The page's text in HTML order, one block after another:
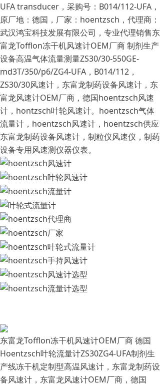
UFA transducer，采购号：B014/112-UFA，
原厂地：德国，厂家：hoentzsch，代理商：
武汉鸿宝科技发展有限公司，专业代理销售东
富龙Tofflon冻干机风速计OEM厂商 制剂生产
设备高温气体流量测量ZS30/30-550GE-
md3T/350/p6/ZG4-UFA，B014/112，
ZS30/30风速计，东富龙制药设备风速计，东
富龙风速计OEM厂商，德国hoentzsch风速
计，hontzsch叶轮风速计。hoentzsch气体
流量计，hoentzsch风速计，hoentzsch供应
东富龙制药设备风速计，制粒仪风速仪，制药
设备专用风速测仪器仪表。
东富龙Tofflon冻干机风速计OEM厂商 德国
Hoentzsch叶轮流量计ZS30ZG4-UFA制剂生
产线冻干机定制型高温风速计，东富龙制药设
备风速计，东富龙风速计OEM厂商，德国